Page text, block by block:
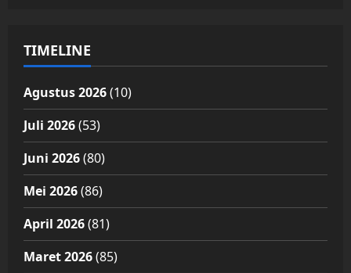
TIMELINE
Agustus 2026(10)
Juli 2026(53)
Juni 2026(80)
Mei 2026(86)
April 2026(81)
Maret 2026(85)